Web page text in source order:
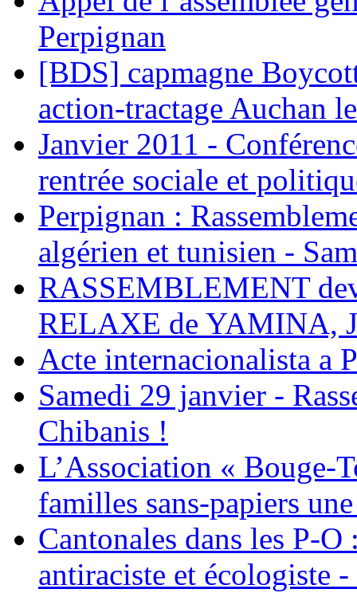
Perpignan
[BDS] capmagne
action-tractage Auchan
Janvier 2011 -
rentrée sociale et
Perpignan :
algérien et tunisien -
RASSEMBLEMENT
RELAXE de YAMINA,
Acte internacionalista a
Samedi 29 janvier -
Chibanis !
L’Association « Bouge-
familles sans-papiers
Cantonales dans les P-
antiraciste et écologiste